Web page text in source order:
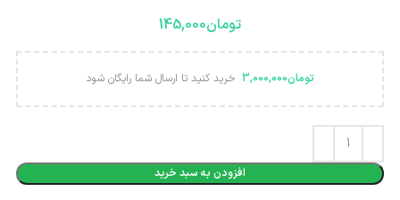
تومان145,000
تومان3,000,000 خرید کنید تا ارسال شما رایگان شود
افزودن به سبد خرید